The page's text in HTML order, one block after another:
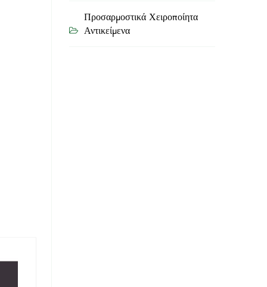
Προσαρμοστικά Χειροποίητα
Αντικείμενα